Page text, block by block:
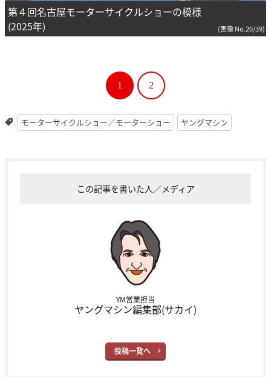
第４回名古屋モーターサイクルショーの模様
(2025年)
(画像 No.20/39)
1 2
モーターサイクルショー／モーターショー ヤングマシン
この記事を書いた人／メディア
YM営業担当
ヤングマシン編集部(サカイ)
投稿一覧へ